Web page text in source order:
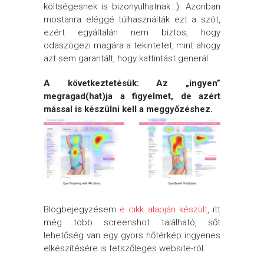
költségesnek is bizonyulhatnak…). Azonban
mostanra eléggé túlhasználták ezt a szót,
ezért egyáltalán nem biztos, hogy
odaszögezi magára a tekintetet, mint ahogy
azt sem garantált, hogy kattintást generál.
A következtetésük: Az „ingyen”
megragad(hat)ja a figyelmet, de azért
mással is készülni kell a meggyőzéshez.
Blogbejegyzésem e cikk alapján készült, itt
még több screenshot található, sőt
lehetőség van egy gyors hőtérkép ingyenes
elkészítésére is tetszőleges website-ról.